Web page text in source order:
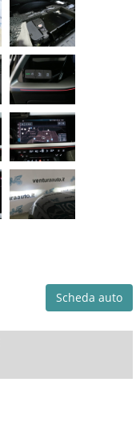
Scheda auto